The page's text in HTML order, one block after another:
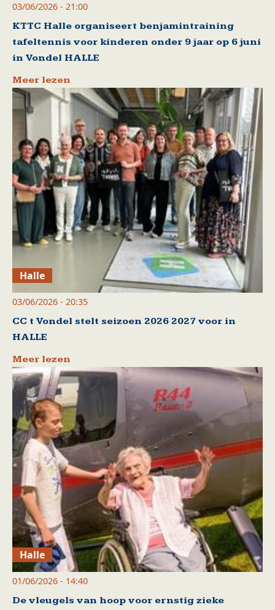
03/06/2026 - 21:00
KTTC Halle organiseert benjamintraining
tafeltennis voor kinderen onder 9 jaar op 6 juni
in Vondel HALLE
Meer lezen
Halle
03/06/2026 - 20:35
CC t Vondel stelt seizoen 2026 2027 voor in
HALLE
Meer lezen
Halle
01/06/2026 - 14:40
De vleugels van hoop voor ernstig zieke